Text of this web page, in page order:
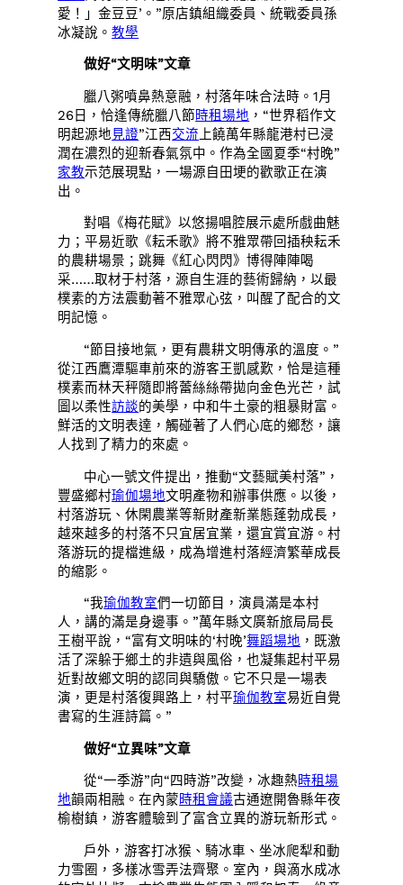
愛！」金豆豆’。”原店鎮組織委員、統戰委員孫
冰凝說。教學
做好“文明味”文章
臘八粥噴鼻熱意融，村落年味合法時。1月
26日，恰逢傳統臘八節時租場地 ，“世界稻作文
明起源地見證”江西交流 上饒萬年縣龍港村已浸
潤在濃烈的迎新春氣氛中。作為全國夏季“村晚”
家教示范展現點，一場源自田埂的歡歌正在演
出。
對唱《梅花賦》以悠揚唱腔展示處所戲曲魅
力；平易近歌《耘禾歌》將不雅眾帶回插秧耘禾
的農耕場景；跳舞《紅心閃閃》博得陣陣喝
采……取材于村落，源自生涯的藝術歸納，以最
樸素的方法震動著不雅眾心弦，叫醒了配合的文
明記憶。
“節目接地氣，更有農耕文明傳承的溫度。”
從江西鷹潭驅車前來的游客王凱感歎，恰是這種
樸素而林天秤隨即將蕾絲絲帶拋向金色光芒，試
圖以柔性訪談的美學，中和牛土豪的粗暴財富。
鮮活的文明表達，觸碰著了人們心底的鄉愁，讓
人找到了精力的來處。
中心一號文件提出，推動“文藝賦美村落”，
豐盛鄉村瑜伽場地文明產物和辦事供應。以後，
村落游玩、休閑農業等新財產新業態蓬勃成長，
越來越多的村落不只宜居宜業，還宜賞宜游。村
落游玩的提檔進級，成為增進村落經濟繁華成長
的縮影。
“我瑜伽教室們一切節目，演員滿是本村
人，講的滿是身邊事。”萬年縣文廣新旅局局長
王樹平說，“富有文明味的‘村晚’舞蹈場地 ，既激
活了深躲于鄉土的非遺與風俗，也凝集起村平易
近對故鄉文明的認同與驕傲。它不只是一場表
演，更是村落復興路上，村平瑜伽教室易近自覺
書寫的生涯詩篇。”
做好“立異味”文章
從“一季游”向“四時游”改變，冰趣熱時租場
地韻兩相融。在內蒙時租會議古通遼開魯縣年夜
榆樹鎮，游客體驗到了富含立異的游玩新形式。
戶外，游客打冰猴、騎冰車、坐冰爬犁和動
力雪圈，多樣冰雪弄法齊聚。室內，與滴水成冰